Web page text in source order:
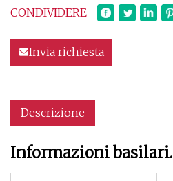
CONDIVIDERE
Invia richiesta
Descrizione
Informazioni basilari.